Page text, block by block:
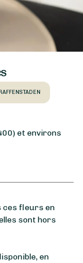
et environs
ces fleurs en
sont hors
en